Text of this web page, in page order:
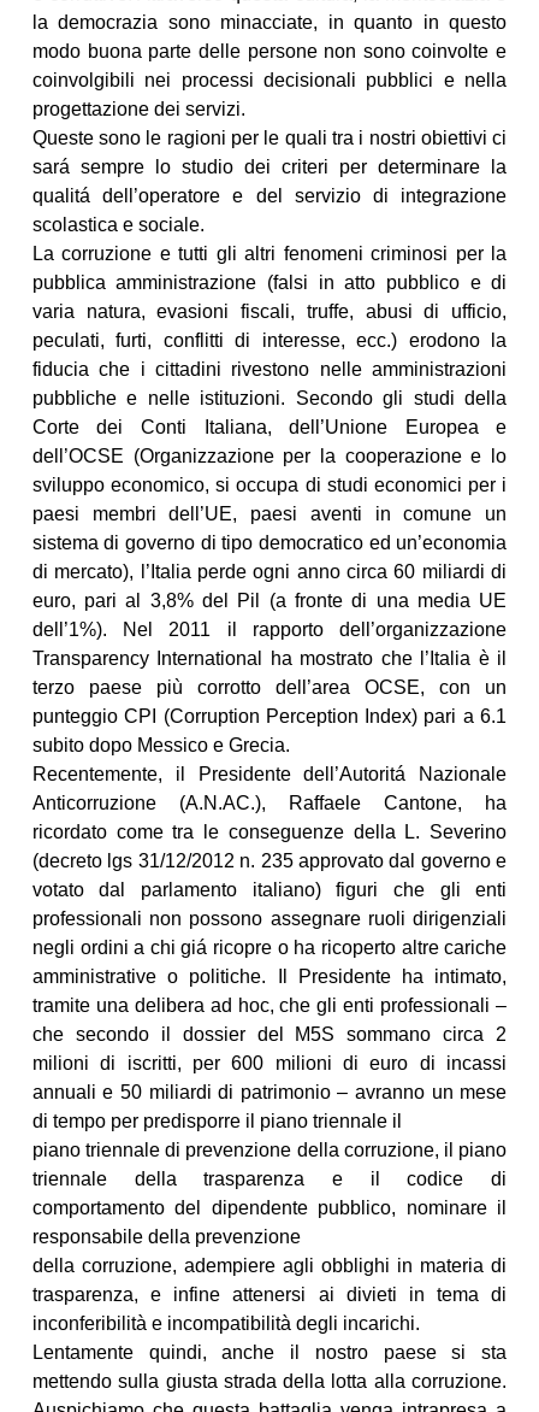
la democrazia sono minacciate, in quanto in questo
modo buona parte delle persone non sono coinvolte e
coinvolgibili nei processi decisionali pubblici e nella
progettazione dei servizi.
Queste sono le ragioni per le quali tra i nostri obiettivi ci
sará sempre lo studio dei criteri per determinare la
qualitá dell’operatore e del servizio di integrazione
scolastica e sociale.
La corruzione e tutti gli altri fenomeni criminosi per la
pubblica amministrazione (falsi in atto pubblico e di
varia natura, evasioni fiscali, truffe, abusi di ufficio,
peculati, furti, conflitti di interesse, ecc.) erodono la
fiducia che i cittadini rivestono nelle amministrazioni
pubbliche e nelle istituzioni. Secondo gli studi della
Corte dei Conti Italiana, dell’Unione Europea e
dell’OCSE (Organizzazione per la cooperazione e lo
sviluppo economico, si occupa di studi economici per i
paesi membri dell’UE, paesi aventi in comune un
sistema di governo di tipo democratico ed un’economia
di mercato), l’Italia perde ogni anno circa 60 miliardi di
euro, pari al 3,8% del Pil (a fronte di una media UE
dell’1%). Nel 2011 il rapporto dell’organizzazione
Transparency International ha mostrato che l’Italia è il
terzo paese più corrotto dell’area OCSE, con un
punteggio CPI (Corruption Perception Index) pari a 6.1
subito dopo Messico e Grecia.
Recentemente, il Presidente dell’Autoritá Nazionale
Anticorruzione (A.N.AC.), Raffaele Cantone, ha
ricordato come tra le conseguenze della L. Severino
(decreto lgs 31/12/2012 n. 235 approvato dal governo e
votato dal parlamento italiano) figuri che gli enti
professionali non possono assegnare ruoli dirigenziali
negli ordini a chi giá ricopre o ha ricoperto altre cariche
amministrative o politiche. Il Presidente ha intimato,
tramite una delibera ad hoc, che gli enti professionali –
che secondo il dossier del M5S sommano circa 2
milioni di iscritti, per 600 milioni di euro di incassi
annuali e 50 miliardi di patrimonio – avranno un mese
di tempo per predisporre il piano triennale il
piano triennale di prevenzione della corruzione, il piano
triennale della trasparenza e il codice di
comportamento del dipendente pubblico, nominare il
responsabile della prevenzione
della corruzione, adempiere agli obblighi in materia di
trasparenza, e infine attenersi ai divieti in tema di
inconferibilità e incompatibilità degli incarichi.
Lentamente quindi, anche il nostro paese si sta
mettendo sulla giusta strada della lotta alla corruzione.